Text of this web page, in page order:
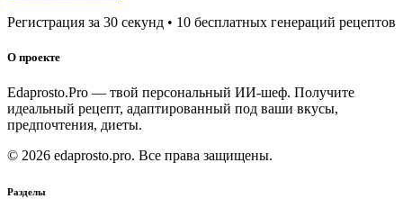
Регистрация за 30 секунд • 10 бесплатных генераций рецептов
О проекте
Edaprosto.Pro — твой персональный ИИ-шеф. Получите
идеальный рецепт, адаптированный под ваши вкусы,
предпочтения, диеты.
© 2026 edaprosto.pro. Все права защищены.
Разделы